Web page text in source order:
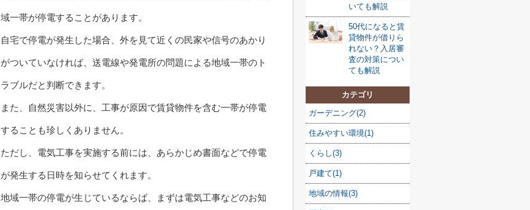
域一帯が停電することがあります。
自宅で停電が発生した場合、外を見て近くの民家や信号のあかり
がついていなければ、送電線や発電所の問題による地域一帯のト
ラブルだと判断できます。
また、自然災害以外に、工事が原因で賃貸物件を含む一帯が停電
することも珍しくありません。
ただし、電気工事を実施する前には、あらかじめ書面などで停電
が発生する日時を知らせてくれます。
地域一帯の停電が生じているならば、まずは電気工事などのお知
いても解説
50代になると賃
貸物件が借りら
れない？入居審
査の対策につい
ても解説
カテゴリ
ガーデニング(2)
住みやすい環境(1)
くらし(3)
戸建て(1)
地域の情報(3)